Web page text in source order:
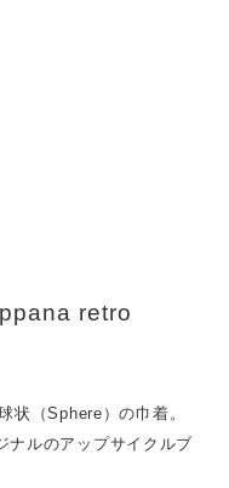
retro
状（Sphere）の巾着。
ルのアップサイクルブ